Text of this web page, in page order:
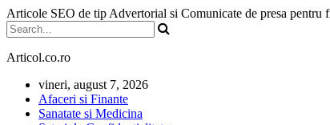
Articole SEO de tip Advertorial si Comunicate de presa
Articol.co.ro
vineri, august 7, 2026
Afaceri si Finante
Sanatate si Medicina